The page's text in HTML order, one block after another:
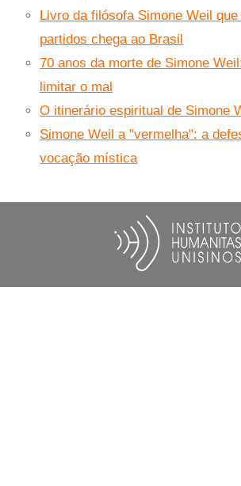
Livro da filósofa Simone Weil
partidos chega ao Brasil
70 anos da morte de Simone
limitar o mal
O itinerário espiritual de Simone
Simone Weil a "vermelha": a
vocação mística